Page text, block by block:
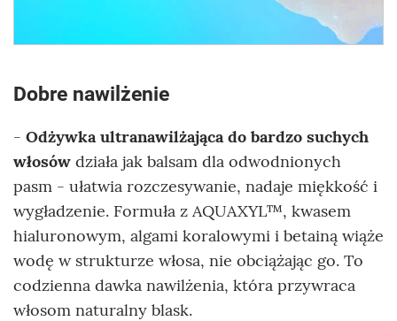
Dobre nawilżenie
- Odżywka ultranawilżająca do bardzo suchych
włosów działa jak balsam dla odwodnionych
pasm - ułatwia rozczesywanie, nadaje miękkość i
wygładzenie. Formuła z AQUAXYL™, kwasem
hialuronowym, algami koralowymi i betainą wiąże
wodę w strukturze włosa, nie obciążając go. To
codzienna dawka nawilżenia, która przywraca
włosom naturalny blask.